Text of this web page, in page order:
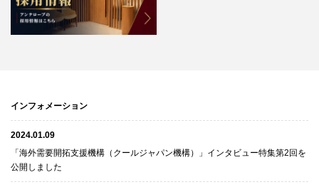
インフォメーション
2024.01.09
「海外需要開拓支援機構（クールジャパン機構）」インタビュー特集第2回を
公開しました